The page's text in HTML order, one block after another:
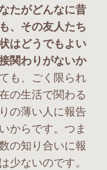
たがどんなに昔
、その友人たち
はどうでもよい
関わりがないか
も、ごく限られ
の生活で関わる
の薄い人に報告
からです。つま
の知り合いに報
少ないのです。